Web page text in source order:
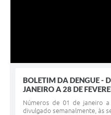
BOLETIM DA DENGUE -
JANEIRO A 28 DE
Números de 01 de janeiro
divulgado semanalmente, às